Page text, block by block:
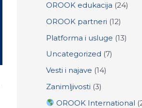
OROOK edukacija (24)
OROOK partneri (12)
Platforma i usluge (13)
Uncategorized (7)
Vesti i najave (14)
Zanimljivosti (3)
OROOK International